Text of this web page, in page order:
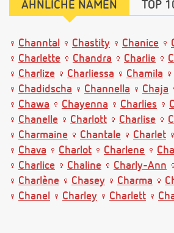
ÄHNLICHE NAMEN TOP
Channtal Chastity Chanice
Charlette
Chandra Charlie
Charlize
Charliessa Chamila
Chadidscha
Channella Chaja
Chawa
Chayenna Charlies
Chanelle
Charlott Charlise
Charmaine
Chantale Charlet
Chava
Charlot Charlene
Charlice
Chaline Charly-Ann
Charlène
Chasey Charma
Chanel
Charley Charlett